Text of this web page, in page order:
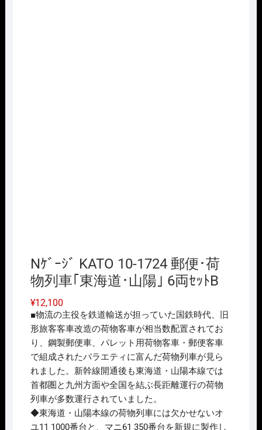
Nｹﾞｰｼﾞ KATO 10-1724 郵便･荷
物列車｢東海道･山陽｣ 6両ｾｯﾄB
¥12,100
■物流の主役を鉄道輸送が担っていた国鉄時代、旧
形旅客客車改造の荷物客車が相当数配置されてお
り、鋼製郵便車、パレット用荷物客車・郵便客車
で組成されたバラエティに富んだ荷物列車が見ら
れました。新幹線開通後も東海道・山陽本線では
首都圏と九州方面や全国を結ぶ長距離運行の荷物
列車が多数運行されていました。
◆東海道・山陽本線の荷物列車には欠かせないオ
ユ11 1000番台と、マニ61 350番台を新規に製作し